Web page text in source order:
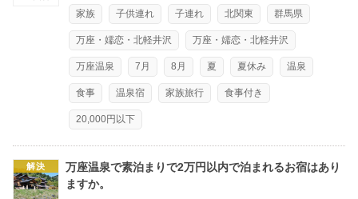
家族 子供連れ 子連れ 北関東 群馬県
万座・嬬恋・北軽井沢 万座・嬬恋・北軽井沢
万座温泉 7月 8月 夏 夏休み 温泉
食事 温泉宿 家族旅行 食事付き
20,000円以下
解決
万座温泉で素泊まりで2万円以内で泊まれるお宿はあり
ますか。